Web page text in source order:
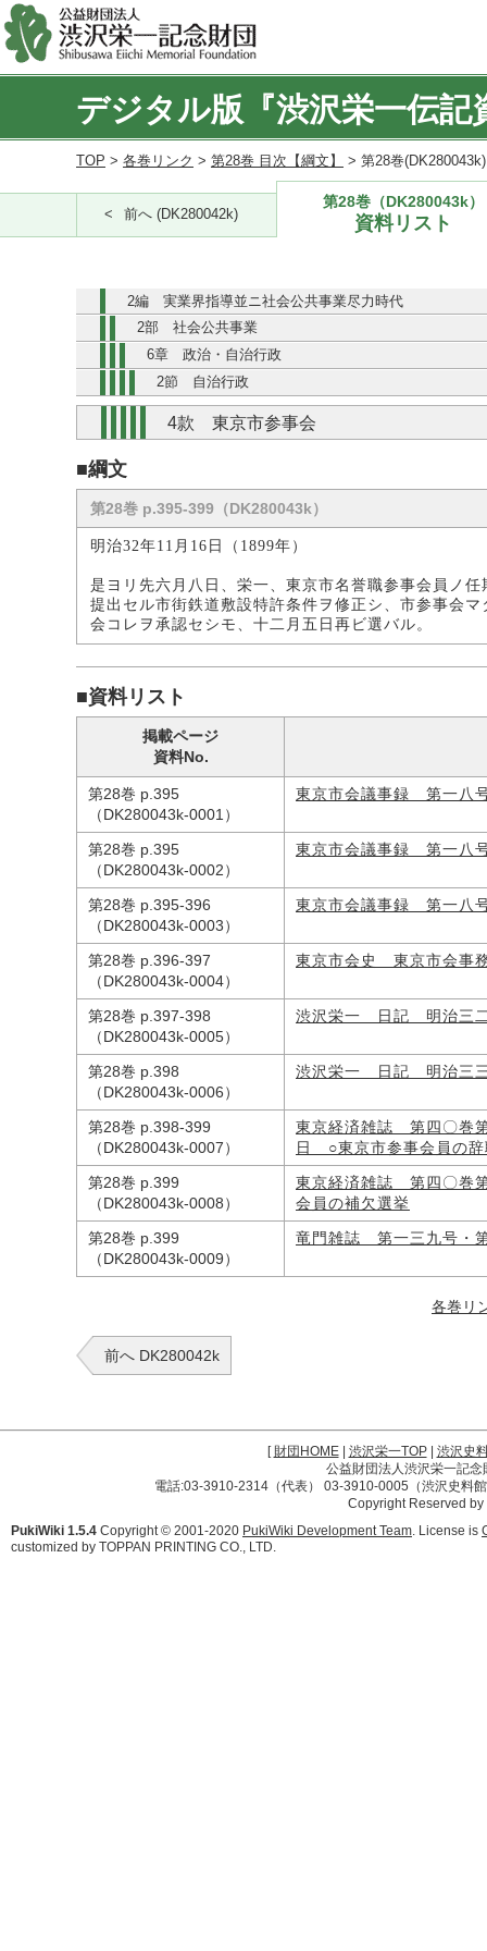
デジタル版『渋沢栄一伝記
TOP > 各巻リンク > 第28巻 目次【綱文】 > 第28巻
前へ (DK280042k)
第28巻（DK280043k）
資料リスト
2編 実業界指導並ニ社会公共事業尽力時代
2部 社会公共事業
6章 政治・自治行政
2節 自治行政
4款 東京市参事会
■綱文
第28巻 p.395-399（DK280043k）
明治32年11月16日（1899年）
是ヨリ先六月八日、栄一、東京市名誉職参事会員ノ
提出セル市街鉄道敷設特許条件ヲ修正シ、市参事会
会コレヲ承認セシモ、十二月五日再ビ選バル。
■資料リスト
掲載ページ
資料No.
第28巻 p.395
（DK280043k-0001）
東京市会議事録 第一八
第28巻 p.395
（DK280043k-0002）
東京市会議事録 第一八
第28巻 p.395-396
（DK280043k-0003）
東京市会議事録 第一八
第28巻 p.396-397
（DK280043k-0004）
東京市会史 東京市会事
第28巻 p.397-398
（DK280043k-0005）
渋沢栄一 日記 明治三
第28巻 p.398
（DK280043k-0006）
渋沢栄一 日記 明治三
第28巻 p.398-399
（DK280043k-0007）
東京経済雑誌 第四〇巻
日 ○東京市参事会員の辞
第28巻 p.399
（DK280043k-0008）
東京経済雑誌 第四〇巻
会員の補欠選挙
第28巻 p.399
（DK280043k-0009）
竜門雑誌 第一三九号・
各巻リ
前へ DK280042k
[財団HOME| 渋沢栄一TOP| 渋沢史
公益財団法人渋沢栄一記
電話:03-3910-2314（代表） 03-3910-0005（渋沢史料
Copyright Reserved
PukiWiki 1.5.4 Copyright © 2001-2020 PukiWiki Development Team. License is
customized by TOPPAN PRINTING CO., LTD.